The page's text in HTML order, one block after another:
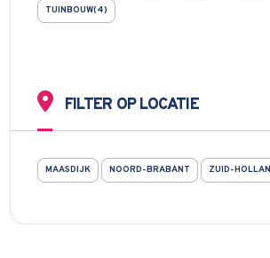
TUINBOUW(4)
FILTER OP LOCATIE
MAASDIJK NOORD-BRABANT ZUID-